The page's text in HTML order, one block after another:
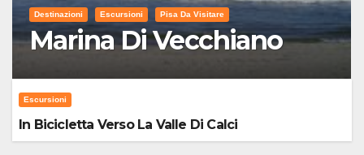
Destinazioni Escursioni Pisa Da Visitare
Marina Di Vecchiano
Escursioni
In Bicicletta Verso La Valle Di Calci